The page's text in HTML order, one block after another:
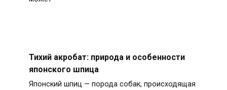
Тихий акробат: природа и особенности
японского шпица
Японский шпиц — порода собак, происходящая